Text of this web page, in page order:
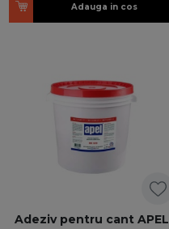
Adauga in cos
Adeziv pentru cant APEL